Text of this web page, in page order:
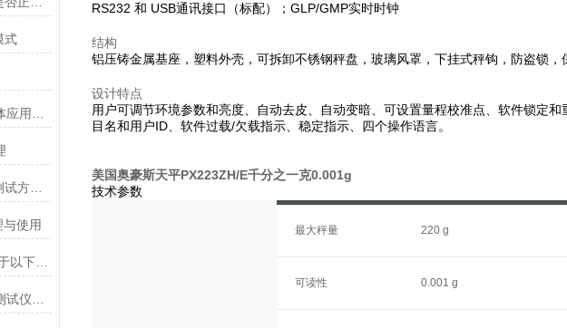
式
CVM780接触式静电压测试仪测试方式，大家可以来此看看
使用
TREK520静电测试仪广泛应用于以下领域
RS232 和 USB通讯接口（标配）；GLP/GMP实时时钟
结构
铝压铸金属基座，塑料外壳，可拆卸不锈钢秤盘，玻璃风罩，下挂式秤钩，防盗锁，
设计特点
用户可调节环境参数和亮度、自动去皮、自动变暗、可设置量程校准点、软件锁定
目名和用户ID、软件过载/欠载指示、稳定指示、四个操作语言。
美国奥豪斯天平PX223ZH/E千分之一克0.001g
技术参数
最大秤量 220 g
可读性 0.001 g